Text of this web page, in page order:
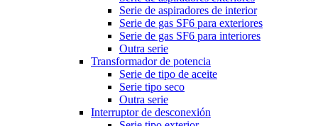
Serie de aspiradores de interior
Serie de gas SF6 para exteriores
Serie de gas SF6 para interiores
Outra serie
Transformador de potencia
Serie de tipo de aceite
Serie tipo seco
Outra serie
Interruptor de desconexión